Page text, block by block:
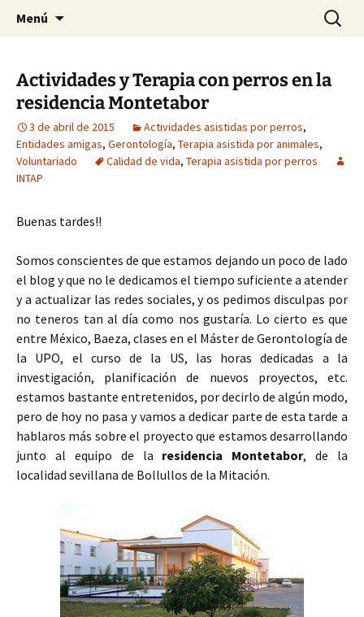
HABIER – Vínculo humano-
animal: Intervenciones,
Formación e Investigación
HABIER – Human-animal bond in
interventions, education & research
Menú Buscar:
Actividades y Terapia con perros en la
residencia Montetabor
3 de abril de 2015 Actividades asistidas por perros,
Entidades amigas, Gerontología, Terapia asistida por animales,
Voluntariado
Calidad de vida, Terapia asistida por perros
INTAP
Buenas tardes!!
Somos conscientes de que estamos dejando un poco de lado
el blog y que no le dedicamos el tiempo suficiente a atender
y a actualizar las redes sociales, y os pedimos disculpas por
no teneros tan al día como nos gustaría. Lo cierto es que
entre México, Baeza, clases en el Máster de Gerontología de
la UPO, el curso de la US, las horas dedicadas a la
investigación, planificación de nuevos proyectos, etc.
estamos bastante entretenidos, por decirlo de algún modo,
pero de hoy no pasa y vamos a dedicar parte de esta tarde a
hablaros más sobre el proyecto que estamos desarrollando
junto al equipo de la residencia Montetabor, de la
localidad sevillana de Bollullos de la Mitación.